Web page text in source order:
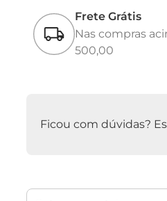
Frete Grátis
Nas compras
500,00
Ficou com dúvidas?